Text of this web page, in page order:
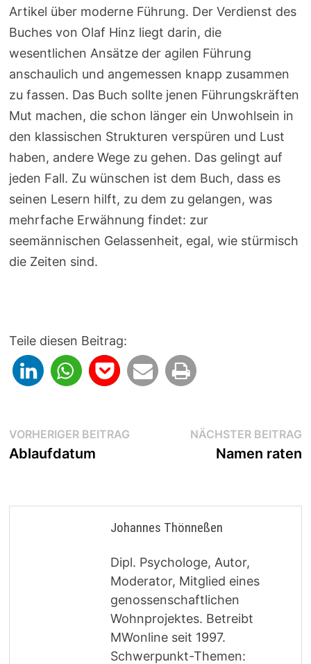
Artikel über moderne Führung. Der Verdienst des
Buches von Olaf Hinz liegt darin, die
wesentlichen Ansätze der agilen Führung
anschaulich und angemessen knapp zusammen
zu fassen. Das Buch sollte jenen Führungskräften
Mut machen, die schon länger ein Unwohlsein in
den klassischen Strukturen verspüren und Lust
haben, andere Wege zu gehen. Das gelingt auf
jeden Fall. Zu wünschen ist dem Buch, dass es
seinen Lesern hilft, zu dem zu gelangen, was
mehrfache Erwähnung findet: zur
seemännischen Gelassenheit, egal, wie stürmisch
die Zeiten sind.
Teile diesen Beitrag:
Beitragsnavigation
VORHERIGER BEITRAG Vorheriger
Ablaufdatum
NÄCHSTER BEITRAG
Namen raten
Johannes Thönneßen
Dipl. Psychologe, Autor,
Moderator, Mitglied eines
genossenschaftlichen
Wohnprojektes. Betreibt
MWonline seit 1997.
Schwerpunkt-Themen: